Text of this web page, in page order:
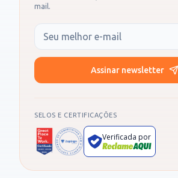
mail.
Seu e-mail
Assinar newsletter
SELOS E CERTIFICAÇÕES
Verificada por